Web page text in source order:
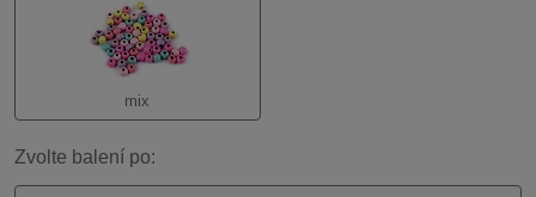
mix
Zvolte balení po: